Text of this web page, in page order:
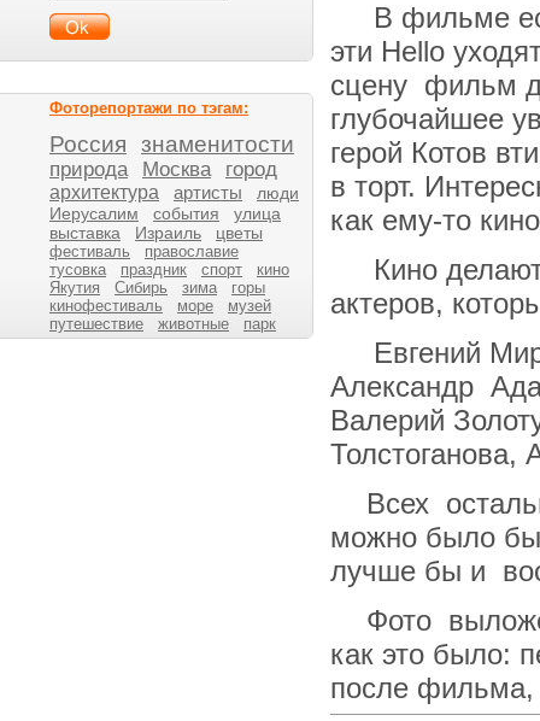
Фоторепортажи по тэгам:
Россия знаменитости
природа Москва город
архитектура артисты
люди
Иерусалим
события
улица
выставка
Израиль цветы
фестиваль
православие
тусовка
праздник спорт
кино
Якутия
Сибирь зима
горы
кинофестиваль
море
музей
путешествие
животные парк
В фильме
эти Hello
сцену фильм
глубочайшее
герой Котов
в торт.
как ему-то
Кино
актеров,
Евгений
Александр
Валерий
Толстоганова,
Всех
можно было бы
лучше бы и
Фото
как это было:
после